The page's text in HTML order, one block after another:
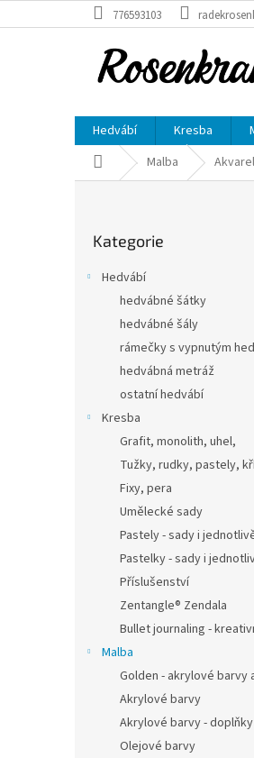
na
776593103
Hedvábí Kresba
Domů Malba
kategorie
Kategorie
Hedvábí
hedvábné šátky
hedvábné šály
rámečky s vypnutým
hedvábná metráž
ostatní hedvábí
Kresba
Grafit, monolith, uhel,
Tužky, rudky, pastely,
Fixy, pera
Umělecké sady
Pastely - sady i
Pastelky - sady i
Příslušenství
Zentangle® Zendala
Bullet journaling -
Malba
Golden - akrylové barvy
Akrylové barvy
Akrylové barvy - doplňky
Olejové barvy